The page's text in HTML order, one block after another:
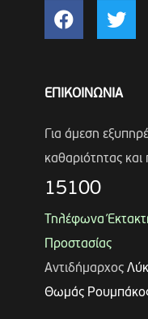
ΕΠΙΚΟΙΝΩΝΙΑ
Για άμεση
καθαριότητας
15100
Τηλέφωνα
Προστασίας
Αντιδήμαρχος
Θωμάς